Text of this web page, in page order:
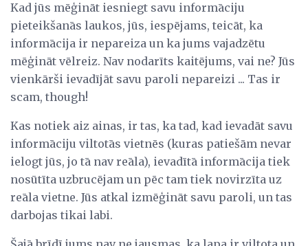
Kad jūs mēģināt iesniegt savu informāciju
pieteikšanās laukos, jūs, iespējams, teicāt, ka
informācija ir nepareiza un ka jums vajadzētu
mēģināt vēlreiz. Nav nodarīts kaitējums, vai ne? Jūs
vienkārši ievadījāt savu paroli nepareizi ... Tas ir
scam, though!
Kas notiek aiz ainas, ir tas, ka tad, kad ievadāt savu
informāciju viltotās vietnēs (kuras patiešām nevar
ielogt jūs, jo tā nav reāla), ievadītā informācija tiek
nosūtīta uzbrucējam un pēc tam tiek novirzīta uz
reāla vietne. Jūs atkal izmēģināt savu paroli, un tas
darbojas tikai labi.